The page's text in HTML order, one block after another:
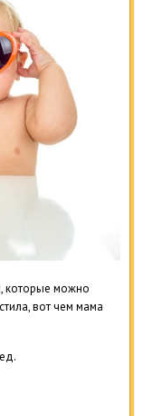
которые можно
вот чем мама